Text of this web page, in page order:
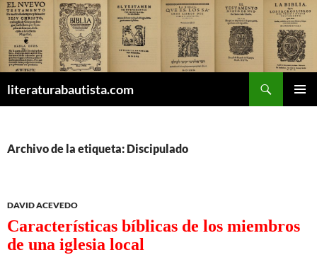
literaturabautista.com
Archivo de la etiqueta: Discipulado
DAVID ACEVEDO
Características bíblicas de los miembros
de una iglesia local